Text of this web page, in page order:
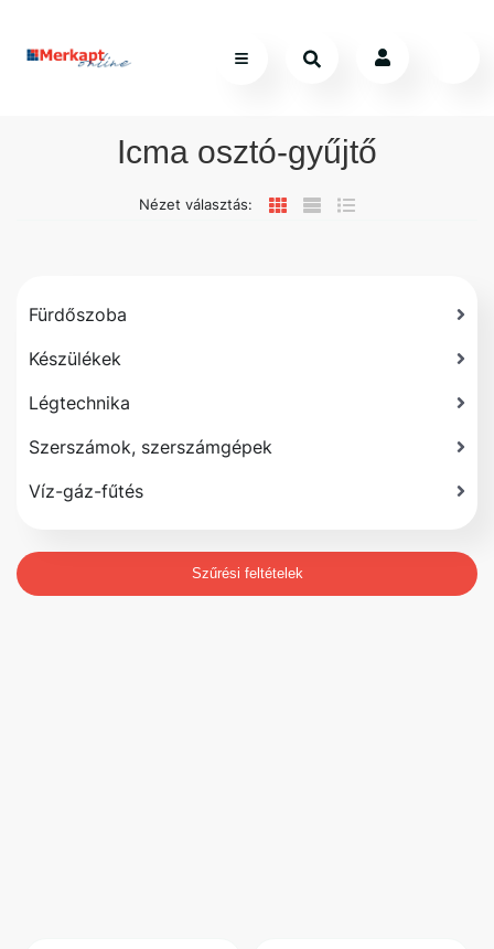
Icma osztó-gyűjtő
Nézet választás:
Fürdőszoba
Készülékek
Légtechnika
Szerszámok, szerszámgépek
Víz-gáz-fűtés
Szűrési feltételek